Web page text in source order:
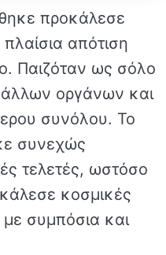
προκάλεσε
απότιση
Παιζόταν ως σόλο
άλλων οργάνων και
συνόλου. Το
συνεχώς
τελετές, ωστόσο
κοσμικές
με συμπόσια και